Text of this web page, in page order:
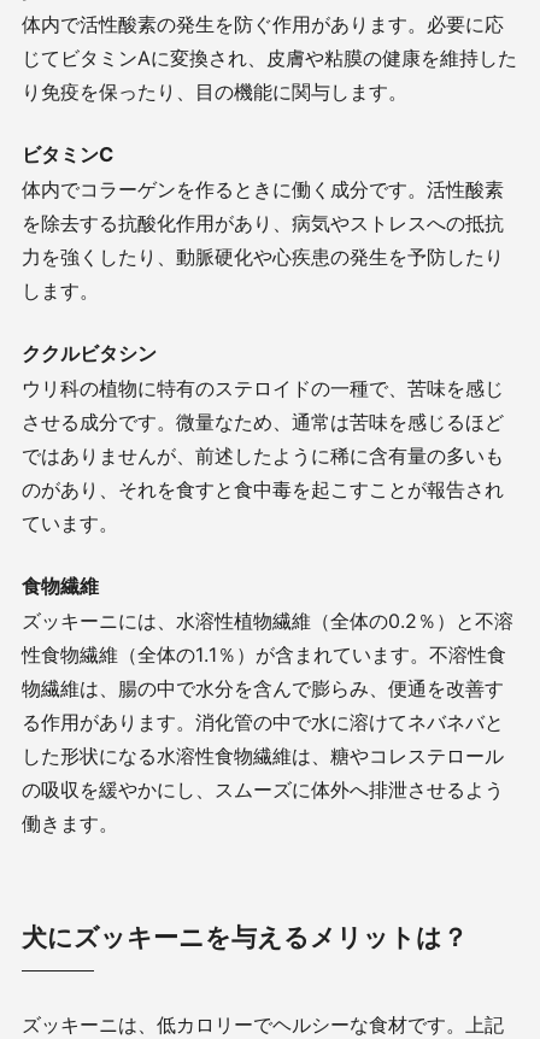
体内で活性酸素の発生を防ぐ作用があります。必要に応
じてビタミンAに変換され、皮膚や粘膜の健康を維持した
り免疫を保ったり、目の機能に関与します。
ビタミンC
体内でコラーゲンを作るときに働く成分です。活性酸素
を除去する抗酸化作用があり、病気やストレスへの抵抗
力を強くしたり、動脈硬化や心疾患の発生を予防したり
します。
ククルビタシン
ウリ科の植物に特有のステロイドの一種で、苦味を感じ
させる成分です。微量なため、通常は苦味を感じるほど
ではありませんが、前述したように稀に含有量の多いも
のがあり、それを食すと食中毒を起こすことが報告され
ています。
食物繊維
ズッキーニには、水溶性植物繊維（全体の0.2 ％）と不溶
性食物繊維（全体の1.1 ％）が含まれています。不溶性食
物繊維は、腸の中で水分を含んで膨らみ、便通を改善す
る作用があります。消化管の中で水に溶けてネバネバと
した形状になる水溶性食物繊維は、糖やコレステロール
の吸収を緩やかにし、スムーズに体外へ排泄させるよう
働きます。
犬にズッキーニを与えるメリットは？
ズッキーニは、低カロリーでヘルシーな食材です。上記